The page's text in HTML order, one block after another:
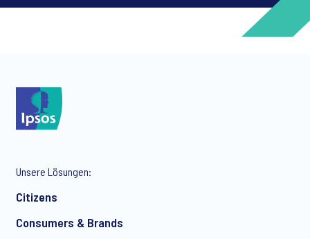
Unsere Lösungen:
Citizens
Consumers & Brands